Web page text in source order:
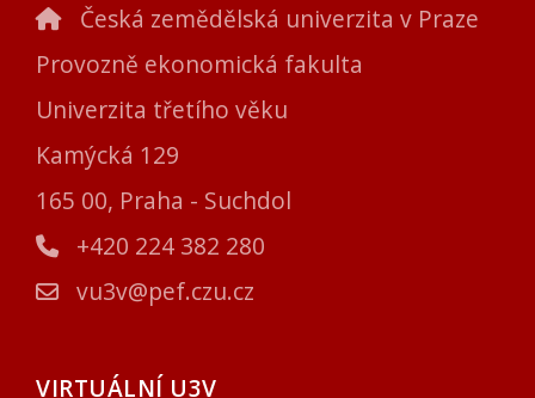
Česká zemědělská univerzita v Praze
Provozně ekonomická fakulta
Univerzita třetího věku
Kamýcká 129
165 00, Praha - Suchdol
+420 224 382 280
vu3v@pef.czu.cz
VIRTUÁLNÍ U3V